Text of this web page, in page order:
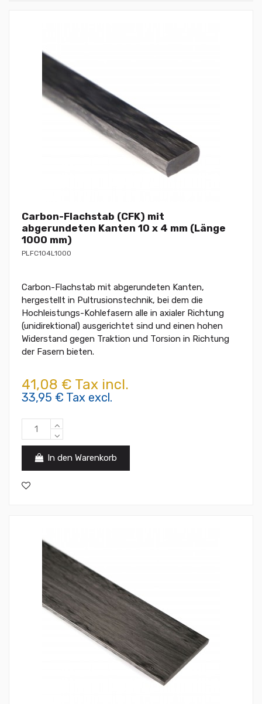
Carbon-Flachstab (CFK) mit
abgerundeten Kanten 10 x 4 mm (Länge
1000 mm)
PLFC104L1000
Carbon-Flachstab mit abgerundeten Kanten,
hergestellt in Pultrusionstechnik, bei dem die
Hochleistungs-Kohlefasern alle in axialer Richtung
(unidirektional) ausgerichtet sind und einen hohen
Widerstand gegen Traktion und Torsion in Richtung
der Fasern bieten.
41,08 € Tax incl.
33,95 € Tax excl.
In den Warenkorb